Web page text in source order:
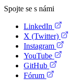
Spojte se s námi
LinkedIn
X (Twitter)
Instagram
YouTube
GitHub
Fórum